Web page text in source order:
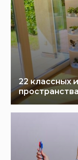
22 классных